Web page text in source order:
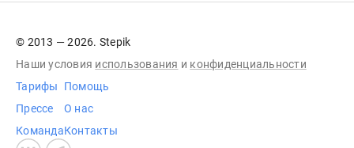
© 2013 — 2026. Stepik
Наши условия использования и конфиденциальности
Тарифы
Прессе
Команда
Помощь
О нас
Контакты